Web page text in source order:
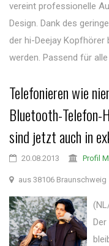
vereint professionelle
Design. Dank des
der hi-Deejay Kopfhörer
werden. Passend für alle
Telefonieren wie
Bluetooth-Telefon-
sind jetzt auch in
20.08.2013 Profil
aus 38106 Braunschweig